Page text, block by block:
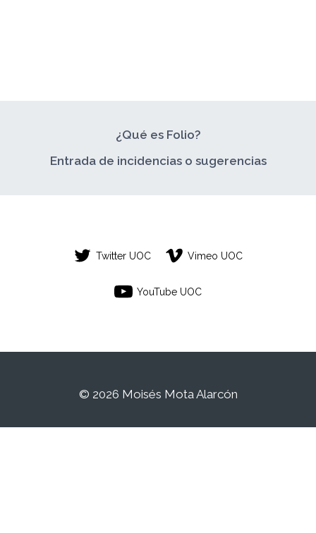
¿Qué es Folio?
Entrada de incidencias o sugerencias
Twitter UOC Vimeo UOC
YouTube UOC
© 2026 Moisés Mota Alarcón